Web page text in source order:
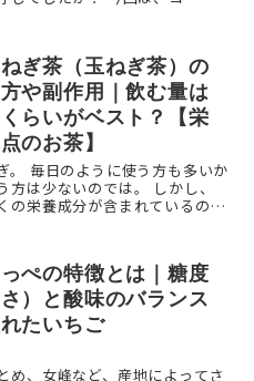
ぎ茶（玉ねぎ茶）の
や副作用｜飲む量は
らいがベスト？【栄
のお茶】
。 毎日のように使う方も多いか
は少ないのでは。 しかし、
の栄養成分が含まれているので
ぺの特徴とは｜糖度
さ）と酸味のバランス
たいちご
め、女峰など、産地によってさ